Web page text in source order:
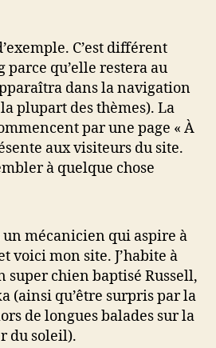
C’est différent
parce qu’elle restera au
dans la navigation
plupart des thèmes). La
par une page « À
aux visiteurs du site.
à quelque chose
un mécanicien qui aspire à
voici mon site. J’habite à
super chien baptisé Russell,
(ainsi qu’être surpris par la
de longues balades sur la
du soleil).